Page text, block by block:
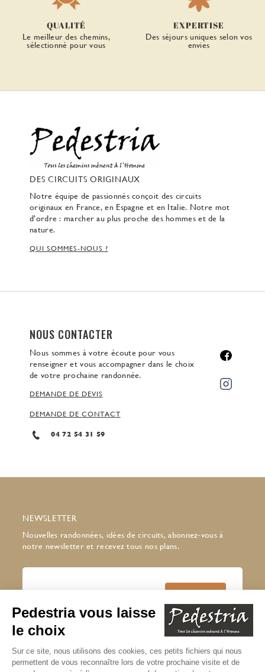
QUALITÉ
Le meilleur des chemins,
sélectionné pour vous
EXPERTISE
Des séjours uniques selon vos
envies
DES CIRCUITS ORIGINAUX
Notre équipe de passionnés conçoit des circuits
originaux en France, en Espagne et en Italie. Notre mot
d’ordre : marcher au plus proche des hommes et de la
nature.
QUI SOMMES-NOUS ?
NOUS CONTACTER
Nous sommes à votre écoute pour vous
renseigner et vous accompagner dans le choix
de votre prochaine randonnée.
DEMANDE DE DEVIS
DEMANDE DE CONTACT
04 72 54 31 59
NEWSLETTER
Nouvelles randonnées, idées de circuits, abonnez-vous à
notre newsletter et recevez tous nos plans.
J’accepte de recevoir la newsletter
Pedestria
Lire notre politique de confidentialité